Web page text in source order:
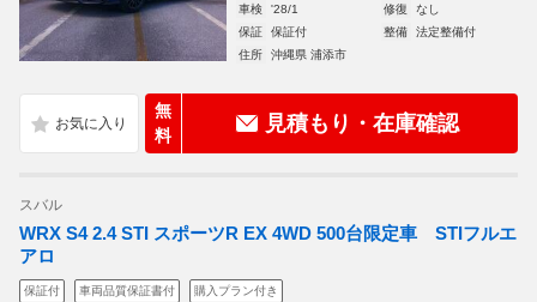
車検
'28/1 修復
なし
保証
保証付 整備
法定整備付
住所
沖縄県 浦添市
無
料
見積もり・在庫確認
スバル
WRX S4 2.4 STI スポーツR EX 4WD 500台限定車 STIフルエ
アロ
保証付 車両品質保証書付 購入プラン付き